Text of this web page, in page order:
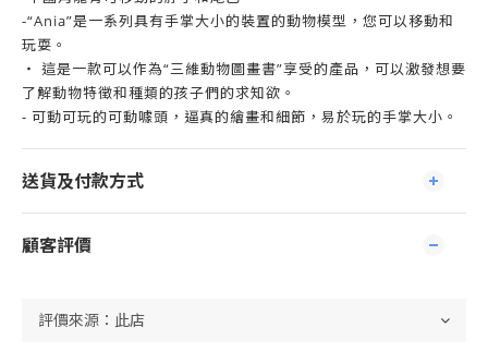
-“Ania”是一系列具有手掌大小的裝置的動物模型，您可以移動和
玩耍。
・ 這是一款可以作為“三維動物圖畫書”享受的產品，可以激發想要
了解動物特徵和種類的孩子們的求知欲。
- 可動可玩的可動噱頭，逼真的繪畫和細節，易於玩的手掌大小。
送貨及付款方式
顧客評價